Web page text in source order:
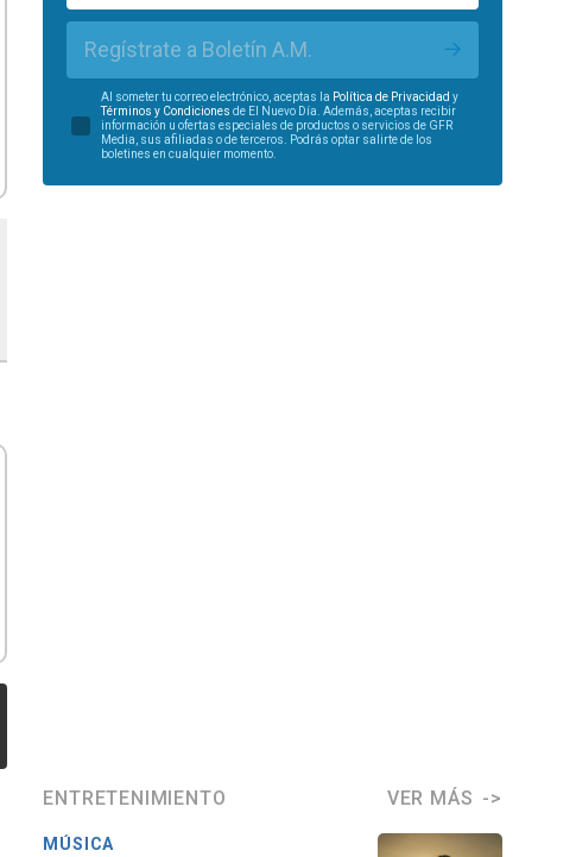
Regístrate a Boletín A.M.
Al someter tu correo electrónico, aceptas la Política de Privacidad y
Términos y Condiciones de El Nuevo Día. Además, aceptas recibir
información u ofertas especiales de productos o servicios de GFR
Media, sus afiliadas o de terceros. Podrás optar salirte de los
boletines en cualquier momento.
ENTRETENIMIENTO VER MÁS
MÚSICA